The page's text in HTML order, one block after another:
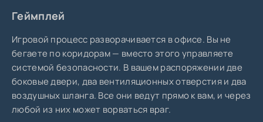
Геймплей
Игровой процесс разворачивается в офисе. Вы не
бегаете по коридорам — вместо этого управляете
системой безопасности. В вашем распоряжении две
боковые двери, два вентиляционных отверстия и два
воздушных шланга. Все они ведут прямо к вам, и через
любой из них может ворваться враг.